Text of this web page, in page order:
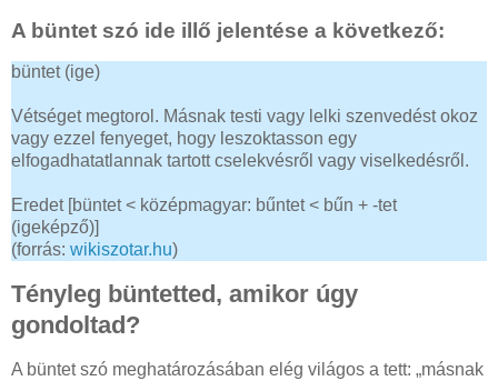
A büntet szó ide illő jelentése a következő:
büntet (ige)
Vétséget megtorol. Másnak testi vagy lelki szenvedést okoz
vagy ezzel fenyeget, hogy leszoktasson egy
elfogadhatatlannak tartott cselekvésről vagy viselkedésről.
Eredet [büntet < középmagyar: bűntet < bűn + -tet
(igeképző)]
(forrás: wikiszotar.hu)
Tényleg büntetted, amikor úgy
gondoltad?
A büntet szó meghatározásában elég világos a tett: „másnak